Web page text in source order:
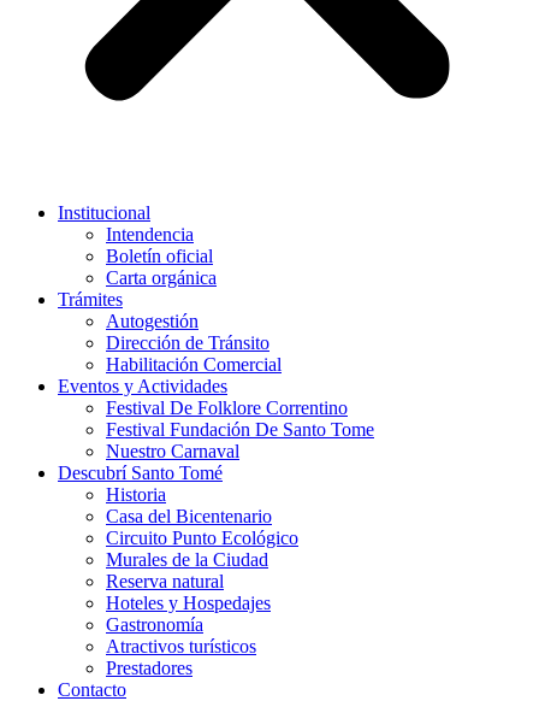
Institucional
Intendencia
Boletín oficial
Carta orgánica
Trámites
Autogestión
Dirección de Tránsito
Habilitación Comercial
Eventos y Actividades
Festival De Folklore Correntino
Festival Fundación De Santo Tome
Nuestro Carnaval
Descubrí Santo Tomé
Historia
Casa del Bicentenario
Circuito Punto Ecológico
Murales de la Ciudad
Reserva natural
Hoteles y Hospedajes
Gastronomía
Atractivos turísticos
Prestadores
Contacto